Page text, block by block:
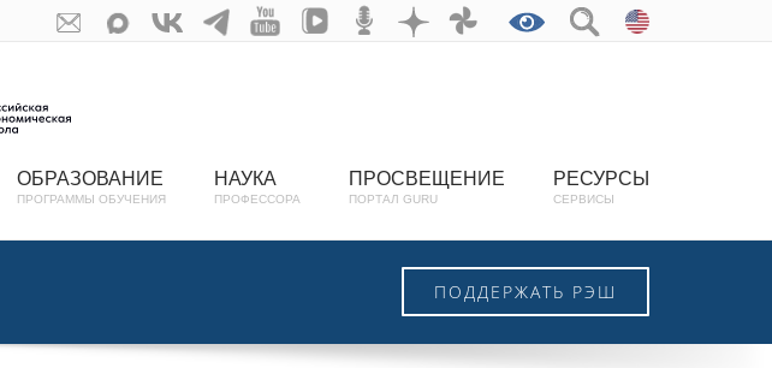
ОБРАЗОВАНИЕ
ПРОГРАММЫ ОБУЧЕНИЯ
НАУКА
ПРОФЕССОРА
ПРОСВЕЩЕНИЕ
ПОРТАЛ GURU
РЕСУРСЫ
СЕРВИСЫ
ПОДДЕРЖАТЬ РЭШ